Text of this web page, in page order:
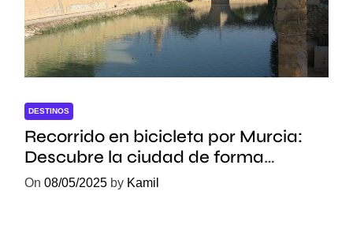
DESTINOS
Recorrido en bicicleta por Murcia:
Descubre la ciudad de forma
sostenible
On 08/05/2025 by Kamil